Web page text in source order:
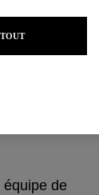
équipe de